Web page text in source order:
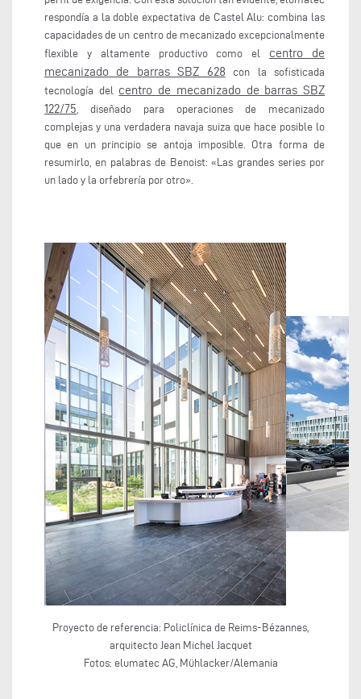
respondía a la doble expectativa de Castel Alu: combina las
capacidades de un centro de mecanizado excepcionalmente
flexible y altamente productivo como el centro de
mecanizado de barras SBZ 628 con la sofisticada
tecnología del centro de mecanizado de barras SBZ
122/75 , diseñado para operaciones de mecanizado
complejas y una verdadera navaja suiza que hace posible lo
que en un principio se antoja imposible. Otra forma de
resumirlo, en palabras de Benoist: «Las grandes series por
un lado y la orfebrería por otro».
Proyecto de referencia: Policlínica de Reims-Bézannes,
arquitecto Jean Michel Jacquet
Fotos: elumatec AG, Mühlacker/Alemania